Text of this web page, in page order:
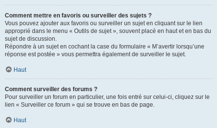
Comment mettre en favoris ou surveiller des sujets ?
Vous pouvez ajouter aux favoris ou surveiller un sujet en cliquant sur le lien
approprié dans le menu « Outils de sujet », souvent placé en haut et en bas du
sujet de discussion.
Répondre à un sujet en cochant la case du formulaire « M’avertir lorsqu’une
réponse est postée » vous permettra également de surveiller le sujet.
Haut
Comment surveiller des forums ?
Pour surveiller un forum en particulier, une fois entré sur celui-ci, cliquez sur le
lien « Surveiller ce forum » qui se trouve en bas de page.
Haut